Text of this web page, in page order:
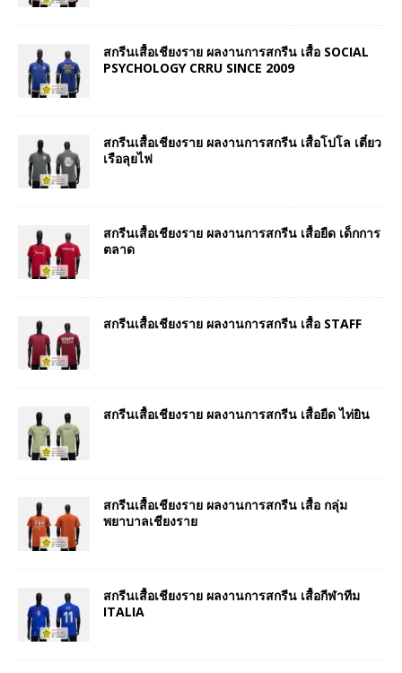
สกรีนเสื้อเชียงราย ผลงานการสกรีน เสื้อ SOCIAL
PSYCHOLOGY CRRU SINCE 2009
สกรีนเสื้อเชียงราย ผลงานการสกรีน เสื้อโปโล เตี๋ยว
เรือลุยไฟ
สกรีนเสื้อเชียงราย ผลงานการสกรีน เสื้อยืด เด็กการ
ตลาด
สกรีนเสื้อเชียงราย ผลงานการสกรีน เสื้อ STAFF
สกรีนเสื้อเชียงราย ผลงานการสกรีน เสื้อยืด ไท่ยิน
สกรีนเสื้อเชียงราย ผลงานการสกรีน เสื้อ กลุ่ม
พยาบาลเชียงราย
สกรีนเสื้อเชียงราย ผลงานการสกรีน เสื้อกีฬาทีม
ITALIA